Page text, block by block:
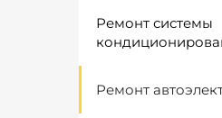
Ремонт системы
Ремонт